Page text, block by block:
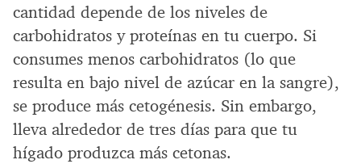
cantidad depende de los niveles de
carbohidratos y proteínas en tu cuerpo. Si
consumes menos carbohidratos (lo que
resulta en bajo nivel de azúcar en la sangre),
se produce más cetogénesis. Sin embargo,
lleva alrededor de tres días para que tu
hígado produzca más cetonas.